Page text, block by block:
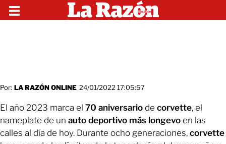
Por: LA RAZÓN ONLINE 24/01/2022 17:05:57
El año 2023 marca el 70 aniversario de corvette, el
nameplate de un auto deportivo más longevo en las
calles al día de hoy. Durante ocho generaciones, corvette